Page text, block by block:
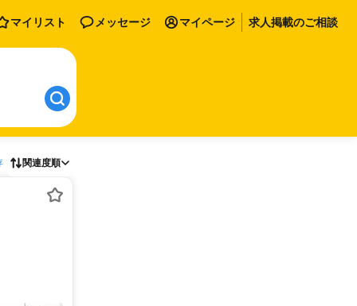
マイリスト メッセージ マイページ 求人掲載のご相談
関連度順